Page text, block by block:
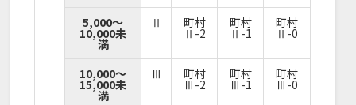
5,000～
10,000未
満
Ⅱ 町村
Ⅱ-2
町村
Ⅱ-1
町村
Ⅱ-0
10,000～
15,000未
満
Ⅲ 町村
Ⅲ-2
町村
Ⅲ-1
町村
Ⅲ-0